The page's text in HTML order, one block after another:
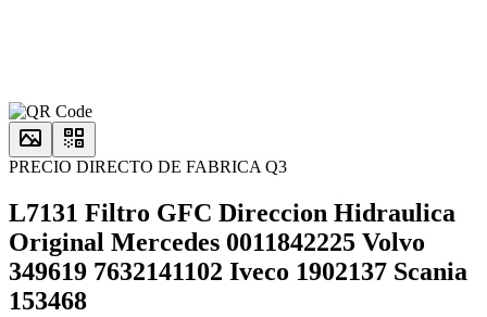
PRECIO DIRECTO DE FABRICA Q3
L7131 Filtro GFC Direccion Hidraulica
Original Mercedes 0011842225 Volvo
349619 7632141102 Iveco 1902137 Scania
153468